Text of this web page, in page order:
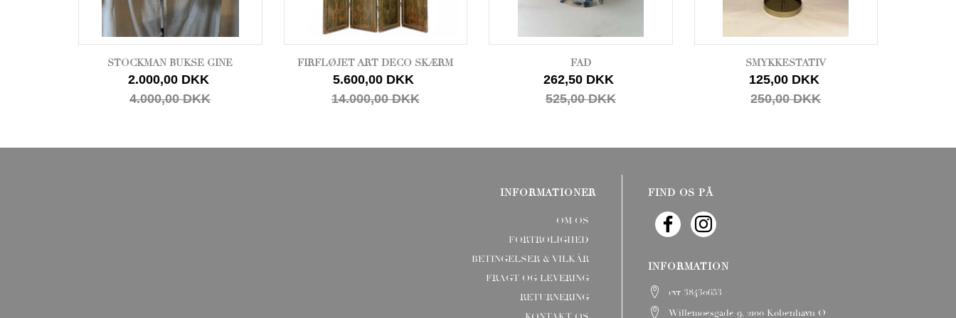
STOCKMAN BUKSE GINE
2.000,00 DKK
4.000,00 DKK
FIRFLØJET ART DECO SKÆRM
5.600,00 DKK
14.000,00 DKK
FAD
262,50 DKK
525,00 DKK
SMYKKESTATIV
125,00 DKK
250,00 DKK
INFORMATIONER
OM OS
FORTROLIGHED
BETINGELSER & VILKÅR
FRAGT OG LEVERING
RETURNERING
FIND OS PÅ
INFORMATION
cvr 38430653
Willemoesgade 9, 2100 København Ø